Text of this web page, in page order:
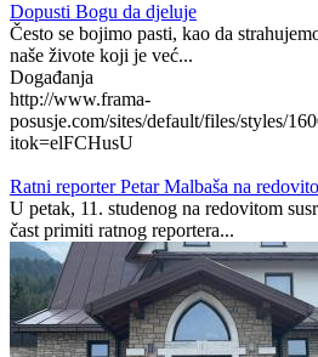
Dopusti Bogu da djeluje
Često se bojimo pasti, kao da
naše živote koji je već...
Događanja
http://www.frama-
posusje.com/sites/default/files/styles/
itok=elFCHusU
Ratni reporter Petar Malbaša na
U petak, 11. studenog na redovitom
čast primiti ratnog reportera...